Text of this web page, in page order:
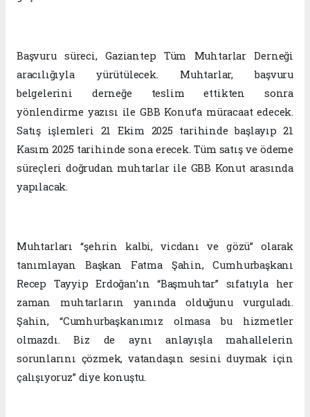
Başvuru süreci, Gaziantep Tüm Muhtarlar Derneği
aracılığıyla yürütülecek. Muhtarlar, başvuru
belgelerini derneğe teslim ettikten sonra
yönlendirme yazısı ile GBB Konut’a müracaat edecek.
Satış işlemleri 21 Ekim 2025 tarihinde başlayıp 21
Kasım 2025 tarihinde sona erecek. Tüm satış ve ödeme
süreçleri doğrudan muhtarlar ile GBB Konut arasında
yapılacak.
Muhtarları “şehrin kalbi, vicdanı ve gözü” olarak
tanımlayan Başkan Fatma Şahin, Cumhurbaşkanı
Recep Tayyip Erdoğan’ın “Başmuhtar” sıfatıyla her
zaman muhtarların yanında olduğunu vurguladı.
Şahin, “Cumhurbaşkanımız olmasa bu hizmetler
olmazdı. Biz de aynı anlayışla mahallelerin
sorunlarını çözmek, vatandaşın sesini duymak için
çalışıyoruz” diye konuştu.